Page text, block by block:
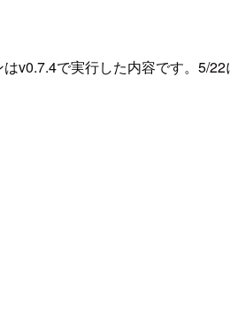
v0.7.4で実行した内容です。5/